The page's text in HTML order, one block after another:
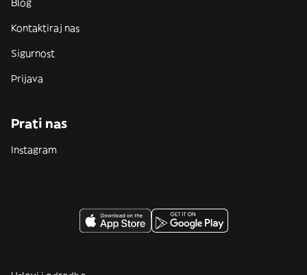
Blog
Kontaktiraj nas
Sigurnost
Prijava
Prati nas
Instagram